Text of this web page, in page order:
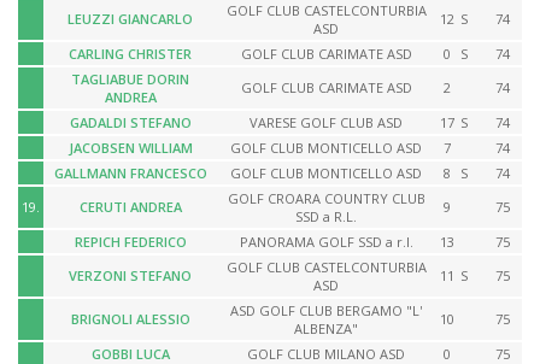
LEUZZI GIANCARLO
GOLF CLUB CASTELCONTURBIA
ASD
12 S
74
CARLING CHRISTER
GOLF CLUB CARIMATE ASD 0 S
74
TAGLIABUE DORIN
ANDREA
GOLF CLUB CARIMATE ASD 2
74
GADALDI STEFANO
VARESE GOLF CLUB ASD 17 S
74
JACOBSEN WILLIAM
GOLF CLUB MONTICELLO ASD 7
74
GALLMANN FRANCESCO
GOLF CLUB MONTICELLO ASD 8 S
74
19.
CERUTI ANDREA
GOLF CROARA COUNTRY CLUB
SSD a R.L.
9
75
REPICH FEDERICO
PANORAMA GOLF SSD a r.l. 13
75
VERZONI STEFANO
GOLF CLUB CASTELCONTURBIA
ASD
11 S 75
BRIGNOLI ALESSIO
ASD GOLF CLUB BERGAMO "L'
ALBENZA"
10
75
GOBBI LUCA
GOLF CLUB MILANO ASD 0
75